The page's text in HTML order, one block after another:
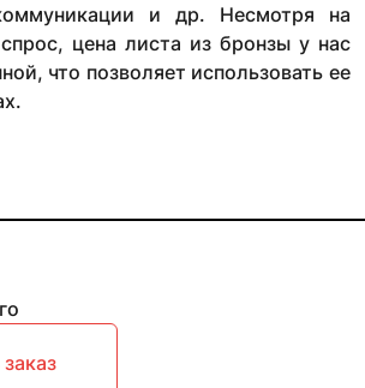
и др. Несмотря на
цена листа из бронзы у нас
что позволяет использовать ее